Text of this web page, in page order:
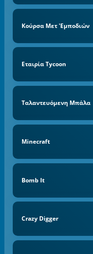
Κούρσα Μετ 'εμποδιών
Εταιρία Tycoon
Ταλαντευόμενη Μπάλα
Minecraft
Bomb It
Crazy Digger